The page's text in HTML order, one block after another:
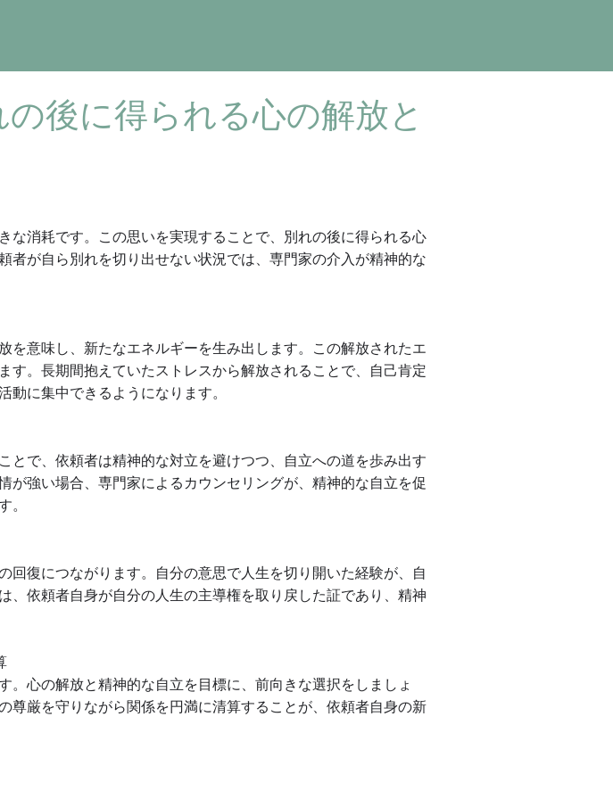
後に得られる心の解放と
な消耗です。この思いを実現することで、別れの後に得られる心
が自ら別れを切り出せない状況では、専門家の介入が精神的な
を意味し、新たなエネルギーを生み出します。この解放されたエ
。長期間抱えていたストレスから解放されることで、自己肯定
に集中できるようになります。
とで、依頼者は精神的な対立を避けつつ、自立への道を歩み出す
強い場合、専門家によるカウンセリングが、精神的な自立を促
。
復につながります。自分の意思で人生を切り開いた経験が、自
依頼者自身が自分の人生の主導権を取り戻した証であり、精神
。心の解放と精神的な自立を目標に、前向きな選択をしましょ
尊厳を守りながら関係を円満に清算することが、依頼者自身の新